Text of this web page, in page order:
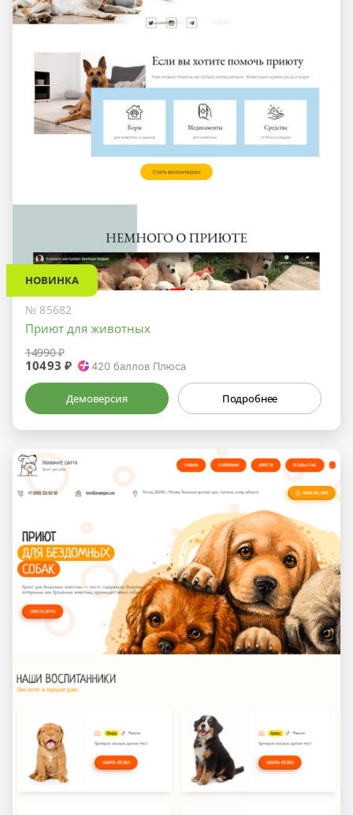
НОВИНКА
№ 85682
Приют для животных
14990 ₽
10493 ₽ 420 баллов Плюса
Демоверсия Подробнее